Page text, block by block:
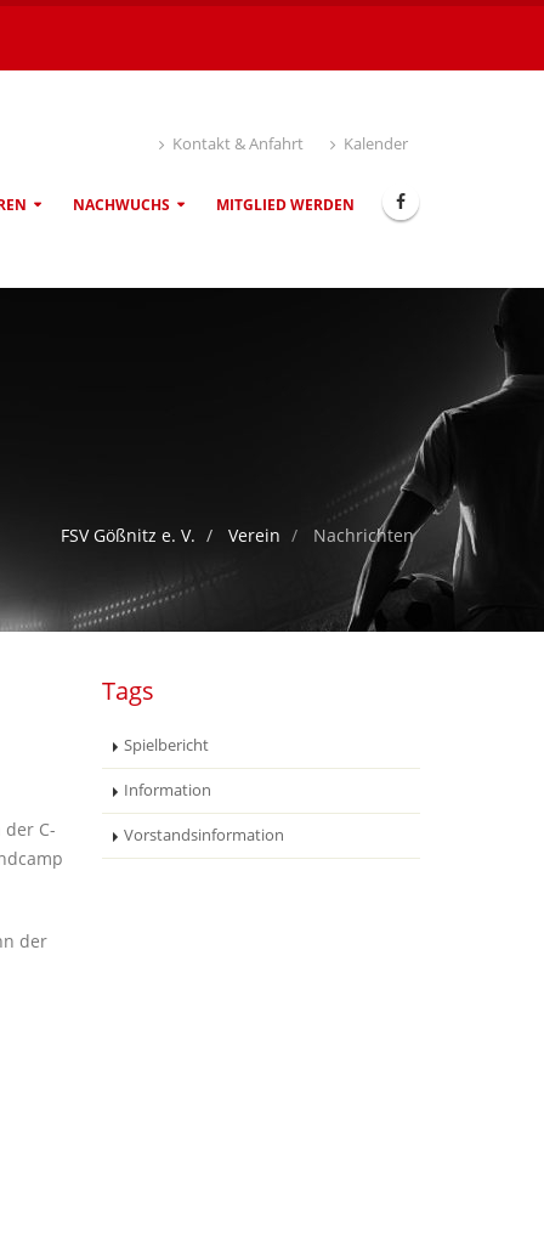
Kontakt & Anfahrt Kalender
NACHWUCHS MITGLIED WERDEN
FSV Gößnitz e. V. Verein Nachrichten
C-
der
Tags
Spielbericht
Information
Vorstandsinformation